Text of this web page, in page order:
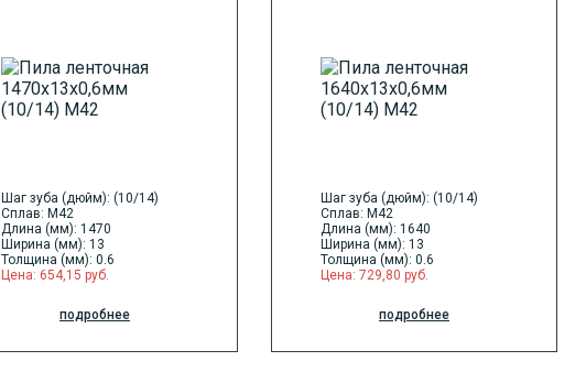
Шаг зуба (дюйм): (10/14)
Сплав: M42
Длина (мм): 1470
Ширина (мм): 13
Толщина (мм): 0.6
Цена: 654,15 руб.
подробнее
Шаг зуба (дюйм): (10/14)
Сплав: M42
Длина (мм): 1640
Ширина (мм): 13
Толщина (мм): 0.6
Цена: 729,80 руб.
подробнее